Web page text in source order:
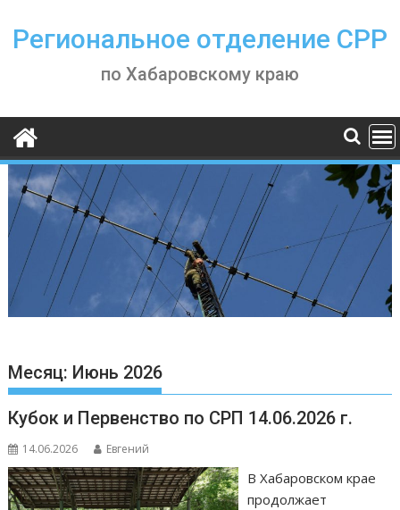
content
Региональное отделение СРР
по Хабаровскому краю
Месяц: Июнь 2026
Кубок и Первенство по СРП 14.06.2026 г.
14.06.2026 Евгений
В Хабаровском крае
продолжает